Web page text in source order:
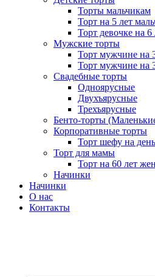
Торты мальчикам
Торт на 5 лет
Торт девочке на 6
Мужские торты
Торт мужчине на
Торт мужчине на
Свадебные торты
Одноярусные
Двухъярусные
Трехъярусные
Бенто-торты
Корпоративные торты
Торт шефу на
Торт для мамы
Торт на 60 лет
Начинки
Начинки
О нас
Контакты